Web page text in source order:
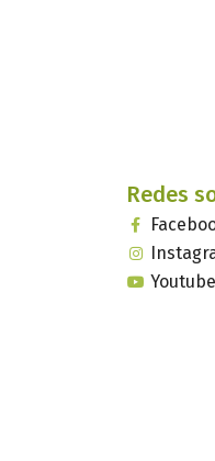
Redes
Youtube